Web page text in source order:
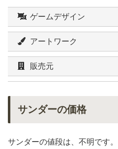
ゲームデザイン
アートワーク
販売元
サンダーの価格
サンダーの値段は、不明です。